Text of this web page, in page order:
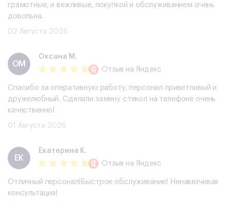
грамотные, и вежливые, покупкой и обслуживанием очень
довольна.
02 Августа 2026
ОМ
Оксана М.
Отзыв на Яндекс
Спасибо за оперативную работу, персонал приветливый и
дружелюбный. Сделали замену стекол на телефоне очень
качественно!
01 Августа 2026
ЕК
Екатерина К.
Отзыв на Яндекс
Отличный персонал!Быстрое обслуживание! Ненавязчивая
консультация!